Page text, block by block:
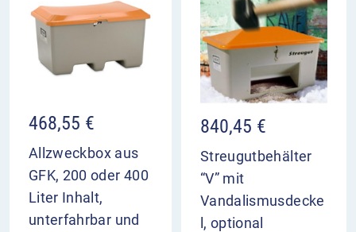
468,55 €
Allzweckbox aus
GFK, 200 oder 400
Liter Inhalt,
unterfahrbar und
840,45 €
Streugutbehälter
“V” mit
Vandalismusdecke
l, optional